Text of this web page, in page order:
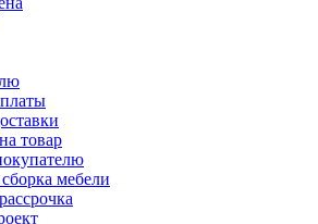
товар
мебели